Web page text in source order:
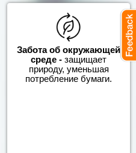
Забота об окружающей
среде - защищает
природу, уменьшая
потребление бумаги.